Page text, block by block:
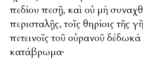
πεδίου πεσῇ, καὶ οὐ μὴ
περισταλῇς, τοῖς θηρίοις τῆς
πετεινοῖς τοῦ οὐρανοῦ δέδωκά
κατάβρωμα·